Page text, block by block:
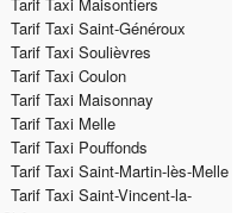
Tarif Taxi Saint-Généroux
Tarif Taxi Soulièvres
Tarif Taxi Coulon
Tarif Taxi Maisonnay
Tarif Taxi Melle
Tarif Taxi Pouffonds
Tarif Taxi Saint-Martin-lès-Melle
Tarif Taxi Saint-Vincent-la-